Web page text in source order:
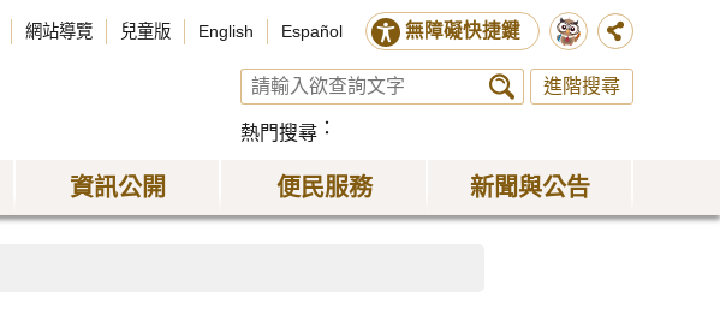
網站導覽 兒童版 English Español 無障礙快捷鍵
進階搜尋
熱門搜尋
資訊公開 便民服務 新聞與公告